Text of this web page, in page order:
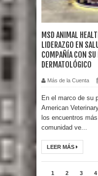
MSD ANIMAL
LIDERAZGO EN
COMPAÑÍA CON
DERMATOLÓGICO
Más de la Cuenta
En el marco de su
American
los encuentros
comunidad ve...
LEER MÁS
1 2 3 4